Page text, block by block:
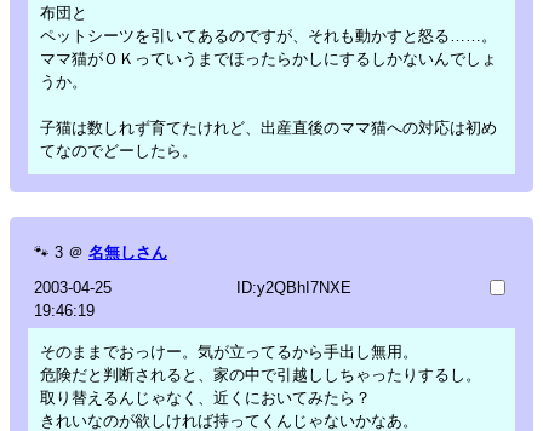
布団と
ペットシーツを引いてあるのですが、それも動かすと怒る……。
ママ猫がＯＫっていうまでほったらかしにするしかないんでしょ
うか。
子猫は数しれず育てたけれど、出産直後のママ猫への対応は初め
てなのでどーしたら。
🐾 3 ＠ 名無しさん
2003-04-25
19:46:19
ID:y2QBhI7NXE
そのままでおっけー。気が立ってるから手出し無用。
危険だと判断されると、家の中で引越ししちゃったりするし。
取り替えるんじゃなく、近くにおいてみたら？
きれいなのが欲しければ持ってくんじゃないかなあ。